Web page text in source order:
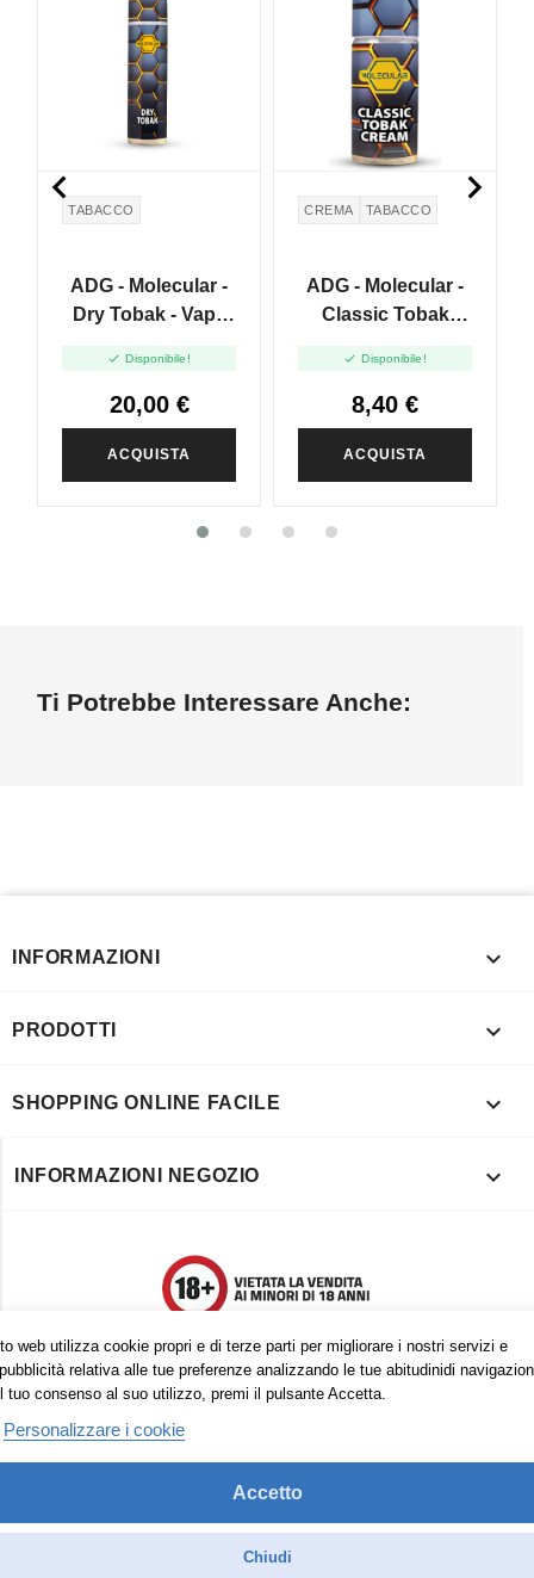
TABACCO
ADG - Molecular -
Dry Tobak - Vape
 Disponibile!
20,00 €
ACQUISTA
CREMA TABACCO
ADG - Molecular -
Classic Tobak
10+10
 Disponibile!
8,40 €
ACQUISTA
 
Ti Potrebbe Interessare Anche:
web utilizza cookie propri e di terze parti per migliorare i nostri servizi e
relativa alle tue preferenze analizzando le tue abitudinidi
tuo consenso al suo utilizzo, premi il pulsante Accetta.
Personalizzare i cookie
Accetto
Chiudi
INFORMAZIONI 
PRODOTTI 
SHOPPING ONLINE FACILE 
INFORMAZIONI NEGOZIO 
Trovaci anche su: